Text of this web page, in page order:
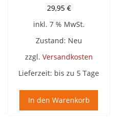
29,95 €
inkl. 7 % MwSt.
Zustand: Neu
zzgl. Versandkosten
Lieferzeit: bis zu 5 Tage
In den Warenkorb